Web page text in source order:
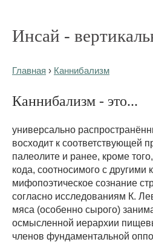
Инсай -
Главная › Каннибализм
Каннибализм - это...
универсально
восходит к соответствующей
палеолите и ранее, кроме
кода, соотносимого с
мифопоэтическое сознание
согласно исследованиям К.
мяса (особенно сырого)
осмысленной иерархии
членов фундаментальной